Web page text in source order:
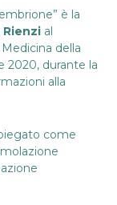
è la
Rienzi al
della
2020, durante la
alla
come